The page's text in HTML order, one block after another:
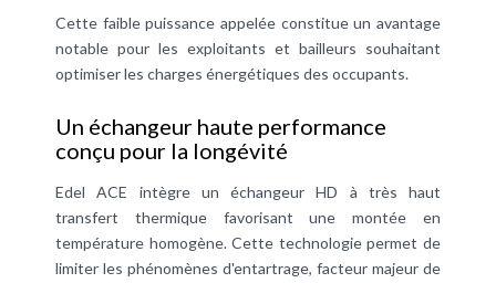
Cette faible puissance appelée constitue un avantage
notable pour les exploitants et bailleurs souhaitant
optimiser les charges énergétiques des occupants.
Un échangeur haute performance
conçu pour la longévité
Edel ACE intègre un échangeur HD à très haut
transfert thermique favorisant une montée en
température homogène. Cette technologie permet de
limiter les phénomènes d'entartrage, facteur majeur de